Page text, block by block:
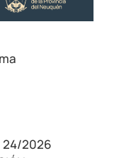
24/2026